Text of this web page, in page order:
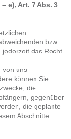
e), Art. 7 Abs. 3
bzw.
jederzeit das Recht
von uns
können Sie
die
gegenüber
die geplante
Abschnitte